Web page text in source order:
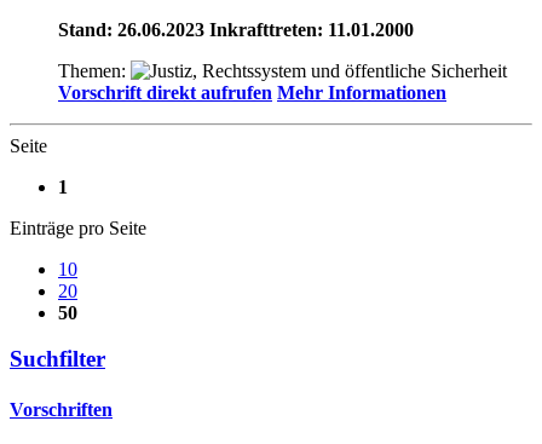
Stand: 26.06.2023 Inkrafttreten: 11.01.2000
Themen:
Vorschrift direkt aufrufen Mehr Informationen
Seite
1
Einträge pro Seite
10
20
50
Suchfilter
Vorschriften